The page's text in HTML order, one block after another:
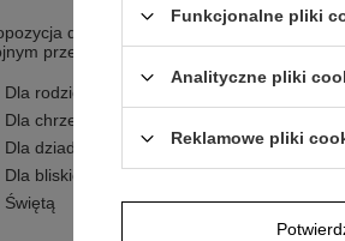
dla osób, które chcą podarować
przekazem.
Dla rodziców, którzy chcą upamiętnić
Dla chrzestnych, którzy szukają prezentu z
Dla dziadków, którzy lubią pamiątki z
Dla bliskich, którzy wybierają upominek
Świętą
Funkcjonalne pliki
Analityczne pliki
Reklamowe pliki